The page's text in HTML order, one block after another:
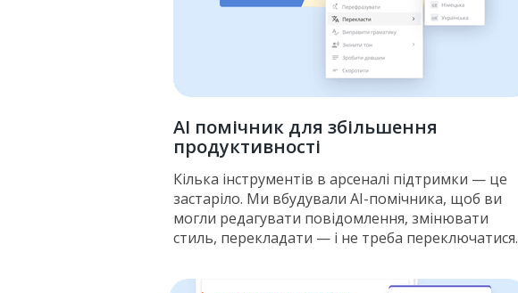
Кілька інструментів в арсеналі підтримки — це
застаріло. Ми вбудували AI-помічника, щоб ви
могли редагувати повідомлення, змінювати
стиль, перекладати — і не треба переключатися.
AI помічник для збільшення
продуктивності